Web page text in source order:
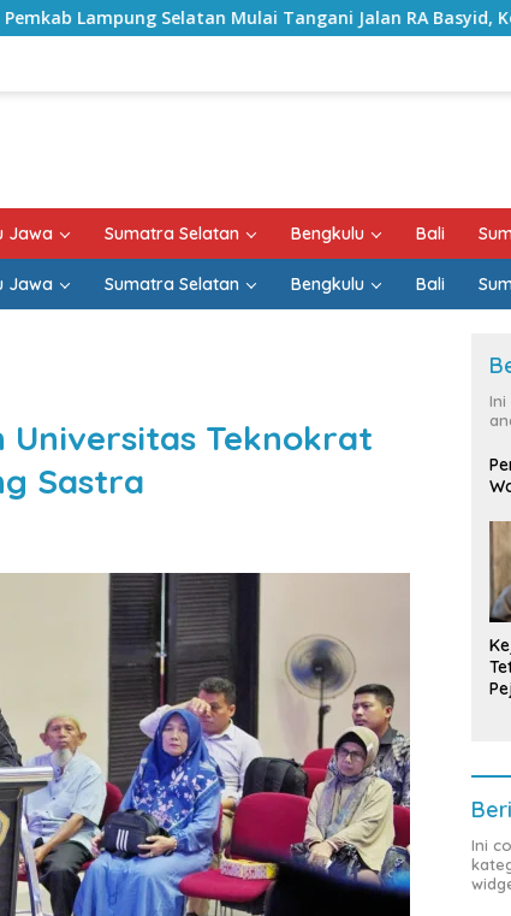
Mulai Tangani Jalan RA Basyid, Kontrak Proyek Sudah
Jawa Sumatra Selatan Bengkulu Bali
Jawa Sumatra Selatan Bengkulu Bali
Universitas Teknokrat
Sastra
Ini
Ini